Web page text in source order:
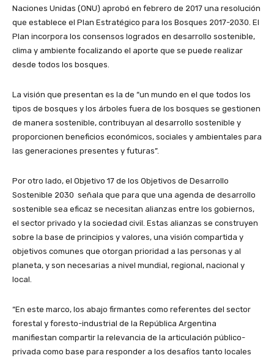
Naciones Unidas (ONU) aprobó en febrero de 2017 una resolución
que establece el Plan Estratégico para los Bosques 2017-2030. El
Plan incorpora los consensos logrados en desarrollo sostenible,
clima y ambiente focalizando el aporte que se puede realizar
desde todos los bosques.
La visión que presentan es la de “un mundo en el que todos los
tipos de bosques y los árboles fuera de los bosques se gestionen
de manera sostenible, contribuyan al desarrollo sostenible y
proporcionen beneficios económicos, sociales y ambientales para
las generaciones presentes y futuras”.
Por otro lado, el Objetivo 17 de los Objetivos de Desarrollo
Sostenible 2030 señala que para que una agenda de desarrollo
sostenible sea eficaz se necesitan alianzas entre los gobiernos,
el sector privado y la sociedad civil. Estas alianzas se construyen
sobre la base de principios y valores, una visión compartida y
objetivos comunes que otorgan prioridad a las personas y al
planeta, y son necesarias a nivel mundial, regional, nacional y
local.
“En este marco, los abajo firmantes como referentes del sector
forestal y foresto-industrial de la República Argentina
manifiestan compartir la relevancia de la articulación público-
privada como base para responder a los desafíos tanto locales